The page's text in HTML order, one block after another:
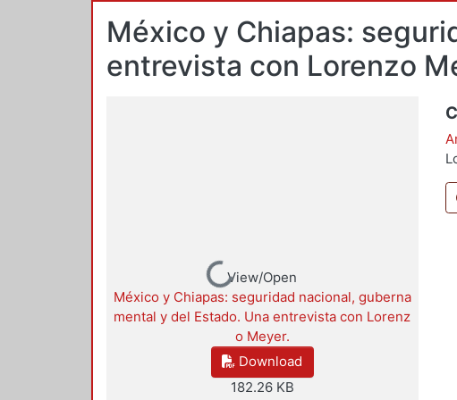
México y Chiapas:
entrevista con Lorenzo
Loading...View/Open
México y Chiapas: seguridad nacional, guberna
mental y del Estado. Una entrevista con Lorenz
o Meyer.
Download
182.26 KB